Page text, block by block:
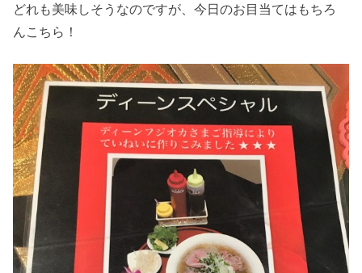
どれも美味しそうなのですが、今日のお目当てはもちろ
んこちら！